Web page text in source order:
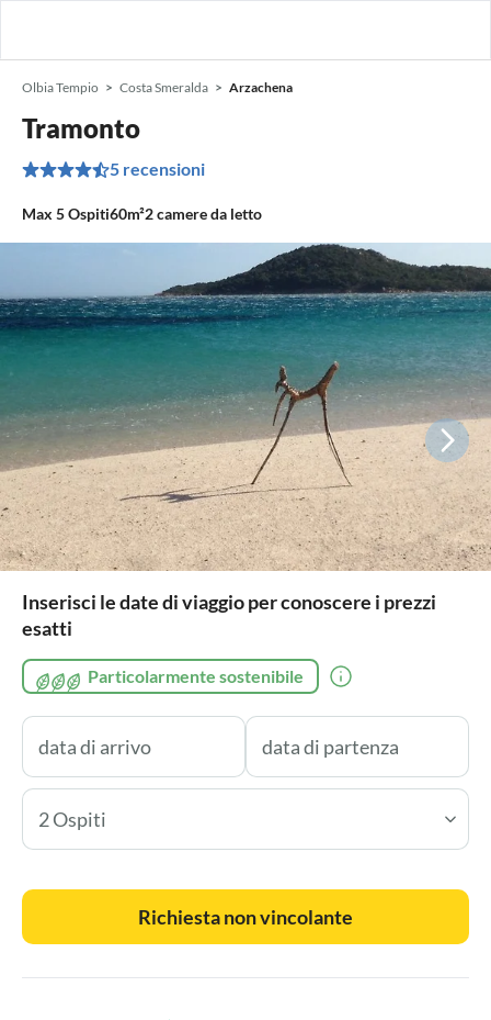
Olbia Tempio Costa Smeralda Arzachena
Tramonto
5 recensioni
Max 5Ospiti60m²2camere da letto
Inserisci le date di viaggio per conoscere i prezzi
esatti
Particolarmente sostenibile
2 Ospiti
Richiesta non vincolante